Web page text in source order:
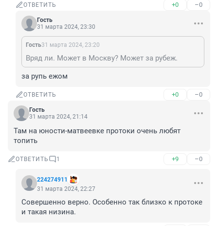
ОТВЕТИТЬ +0 –0
Гость
31 марта 2024, 23:30
Гость31 марта 2024, 23:20
Вряд ли. Может в Москву? Может за рубеж.
за рупь ежом
ОТВЕТИТЬ +0 –0
Гость
31 марта 2024, 21:14
Там на юности-матвеевке протоки очень любят
топить
ОТВЕТИТЬ 1 +9 –0
224274911
31 марта 2024, 22:27
Совершенно верно. Особенно так близко к протоке
и такая низина.